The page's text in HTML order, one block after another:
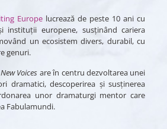
Europelucrează de peste 10 ani cu
instituții europene, susținând cariera
un ecosistem divers, durabil, cu
genuri.
New Voices are în centru dezvoltarea unei
dramatici, descoperirea și susținerea
unor dramaturgi mentor care
Fabulamundi.